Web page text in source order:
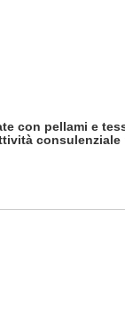
con pellami e